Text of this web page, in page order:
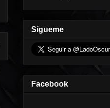
Sígueme
Facebook